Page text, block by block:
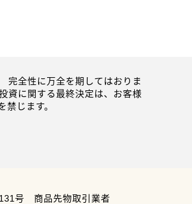
完全性に万全を期してはおりま
資に関する最終決定は、お客様
じます。
号 商品先物取引業者